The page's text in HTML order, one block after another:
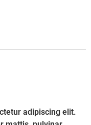
adipiscing elit.